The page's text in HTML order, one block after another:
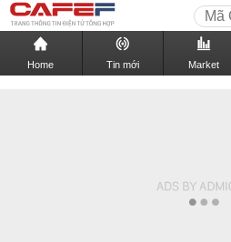
Home Tin mới Market